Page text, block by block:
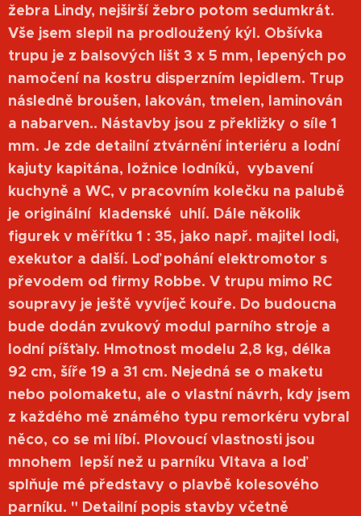
žebra Lindy, nejširší žebro potom sedumkrát.
Vše jsem slepil na prodloužený kýl. Obšívka
trupu je z balsových lišt 3 x 5 mm, lepených po
namočení na kostru disperzním lepidlem. Trup
následně broušen, lakován, tmelen, laminován
a nabarven.. Nástavby jsou z překližky o síle 1
mm. Je zde detailní ztvárnění interiéru a lodní
kajuty kapitána, ložnice lodníků, vybavení
kuchyně a WC, v pracovním kolečku na palubě
je originální kladenské uhlí. Dále několik
figurek v měřítku 1 : 35, jako např. majitel lodi,
exekutor a další. Loď pohání elektromotor s
převodem od firmy Robbe. V trupu mimo RC
soupravy je ještě vyvíječ kouře. Do budoucna
bude dodán zvukový modul parního stroje a
lodní píšťaly. Hmotnost modelu 2,8 kg, délka
92 cm, šíře 19 a 31 cm. Nejedná se o maketu
nebo polomaketu, ale o vlastní návrh, kdy jsem
z každého mě známého typu remorkéru vybral
něco, co se mi líbí. Plovoucí vlastnosti jsou
mnohem lepší než u parníku Vltava a loď
splňuje mé představy o plavbě kolesového
parníku. " Detailní popis stavby včetně